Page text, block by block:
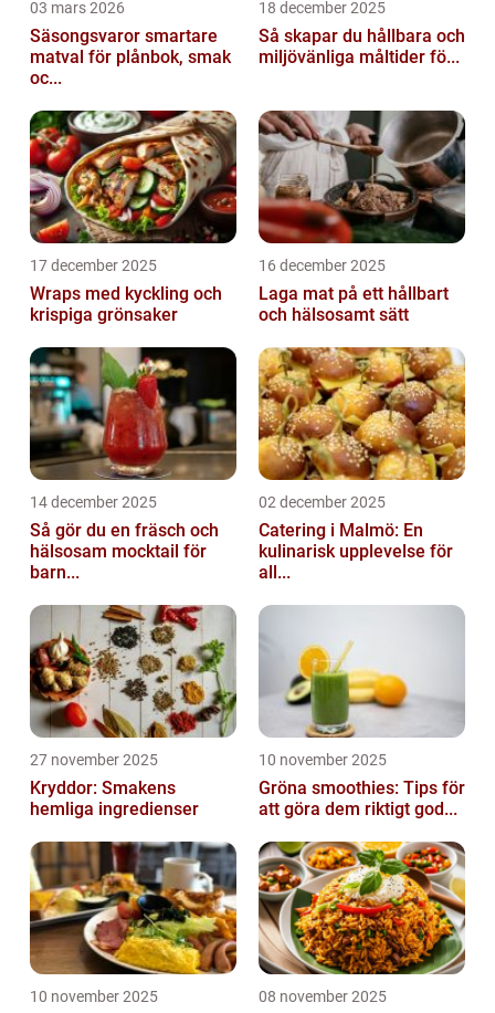
03 mars 2026
Säsongsvaror smartare
matval för plånbok, smak
oc...
18 december 2025
Så skapar du hållbara och
miljövänliga måltider fö...
17 december 2025
Wraps med kyckling och
krispiga grönsaker
16 december 2025
Laga mat på ett hållbart
och hälsosamt sätt
14 december 2025
Så gör du en fräsch och
hälsosam mocktail för
barn...
02 december 2025
Catering i Malmö: En
kulinarisk upplevelse för
all...
27 november 2025
Kryddor: Smakens
hemliga ingredienser
10 november 2025
Gröna smoothies: Tips för
att göra dem riktigt god...
10 november 2025 08 november 2025